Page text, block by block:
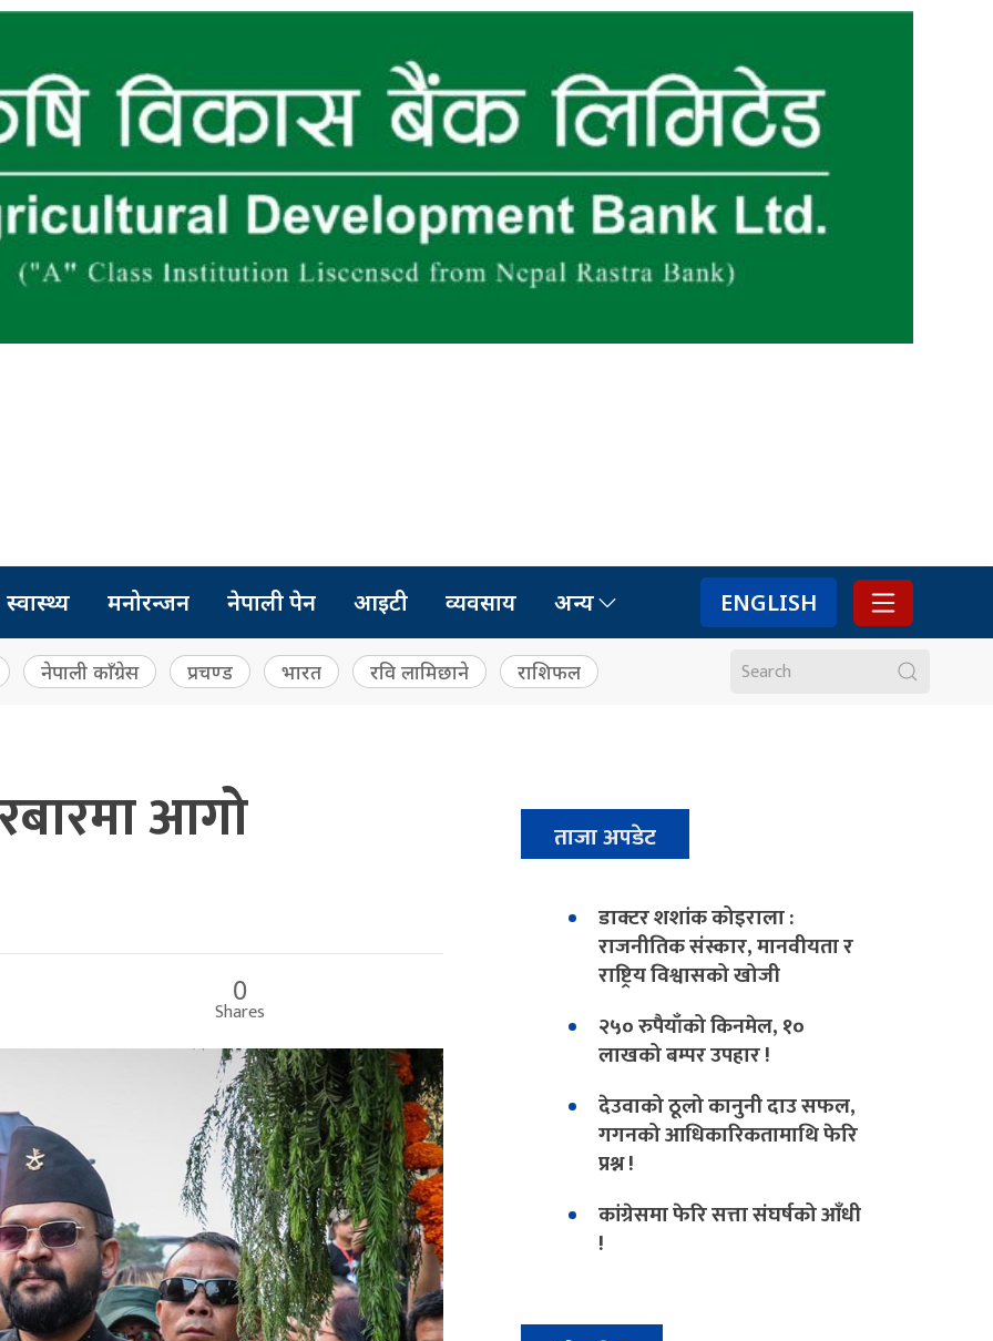
स्वास्थ्य मनोरन्जन नेपाली पेन आइटी व्यवसाय अन्य ENGLISH
नेपाली काँग्रेस प्रचण्ड भारत रवि लामिछाने राशिफल
आगो
0
Shares
ताजा अपडेट
डाक्टर शशांक कोइराला :
राजनीतिक संस्कार, मानवीयता र
राष्ट्रिय विश्वासको खोजी
२५० रुपैयाँको किनमेल, १०
लाखको बम्पर उपहार !
देउवाको ठूलो कानुनी दाउ सफल,
गगनको आधिकारिकतामाथि फेरि
प्रश्न !
कांग्रेसमा फेरि सत्ता संघर्षको आँधी
!